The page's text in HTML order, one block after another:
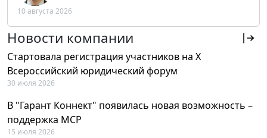
РФ
10 августа 2026
Новости компании
Стартовала регистрация участников на X
Всероссийский юридический форум
30 июля 2026
В "Гарант Коннект" появилась новая возможность –
поддержка MCP
15 июля 2026